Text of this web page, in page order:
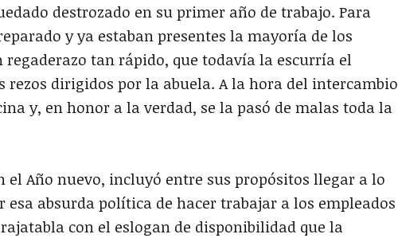
destrozado en su primer año de trabajo. Para
y ya estaban presentes la mayoría de los
tan rápido, que todavía la escurría el
rezos dirigidos por la abuela. A la hora del intercambio
y, en honor a la verdad, se la pasó de malas toda la
nuevo, incluyó entre sus propósitos llegar a lo
absurda política de hacer trabajar a los empleados
con el eslogan de disponibilidad que la